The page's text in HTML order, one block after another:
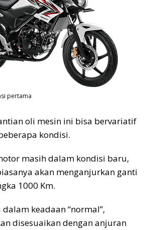
pertama
oli mesin ini bisa bervariatif
kondisi.
masih dalam kondisi baru,
akan menganjurkan ganti
1000 Km.
keadaan “normal”,
disesuaikan dengan anjuran